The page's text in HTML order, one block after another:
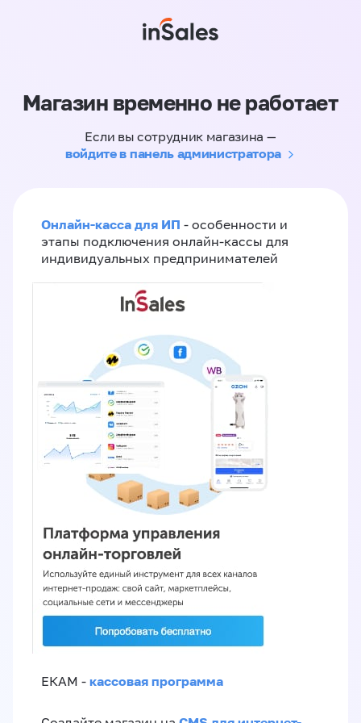
Магазин временно не работает
Если вы сотрудник магазина —
войдите в панель администратора
Онлайн-касса для ИП - особенности и
этапы подключения онлайн-кассы для
индивидуальных предпринимателей
ЕКАМ - кассовая программа